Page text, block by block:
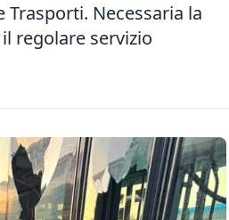
Necessaria la
regolare servizio